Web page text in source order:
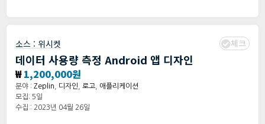
소스 : 위시켓 체크
데이터 사용량 측정 Android 앱 디자인
₩1,200,000원
분야 : Zeplin 디자인 로고
애플리케이션
모집: 5일
수집 : 2023년 04월 26일